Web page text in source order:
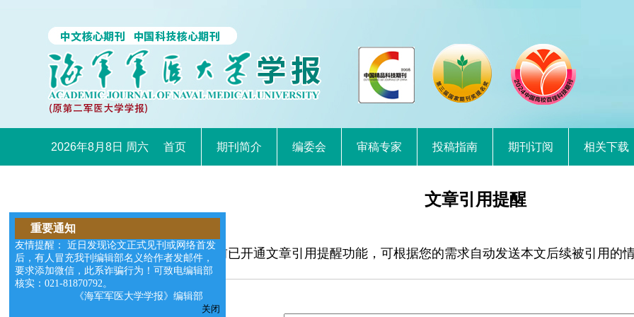
2026年8月8日 周六 首页 期刊简介 编委会 审稿专家 投稿指南 期刊订阅 相关下载
文章引用提醒
本网站目前已开通文章引用提醒功能，可根据您的需求自动发送本文后续被引用的
以退订。
重要通知
友情提醒： 近日发现论文正式见刊或网络首发
后，有人冒充我刊编辑部名义给作者发邮件，
要求添加微信，此系诈骗行为！可致电编辑部
核实：021-81870792。
《海军军医大学学报》编辑部
关闭